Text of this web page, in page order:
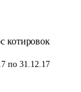
котировок
по 31.12.17